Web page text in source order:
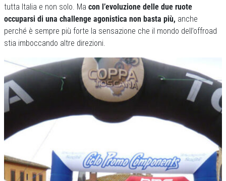
tutta Italia e non solo. Ma con l’evoluzione delle due ruote
occuparsi di una challenge agonistica non basta più, anche
perché è sempre più forte la sensazione che il mondo dell’offroad
stia imboccando altre direzioni.